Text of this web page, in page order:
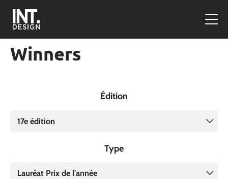
Winners
Édition
17e édition
Type
Lauréat Prix de l'année